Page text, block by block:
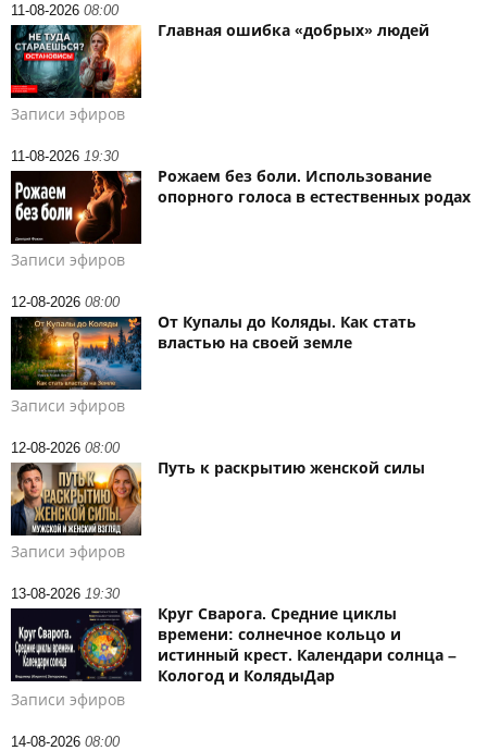
11-08-2026 08:00
Главная ошибка «добрых» людей
Записи эфиров
11-08-2026 19:30
Рожаем без боли. Использование
опорного голоса в естественных родах
Записи эфиров
12-08-2026 08:00
От Купалы до Коляды. Как стать
властью на своей земле
Записи эфиров
12-08-2026 08:00
Путь к раскрытию женской силы
Записи эфиров
13-08-2026 19:30
Круг Сварога. Средние циклы
времени: солнечное кольцо и
истинный крест. Календари солнца –
Кологод и КолядыДар
Записи эфиров
14-08-2026 08:00